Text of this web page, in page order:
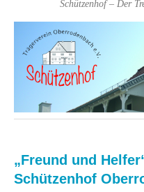
Schützenhof – Der
„Freund und
Schützenhof